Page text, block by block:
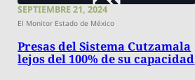
SEPTIEMBRE 21, 2024
El Monitor Estado de México
Presas del Sistema Cutzamala
lejos del 100% de su capacidad